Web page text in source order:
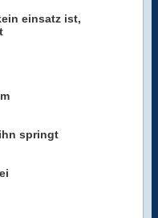
einsatz ist,
springt